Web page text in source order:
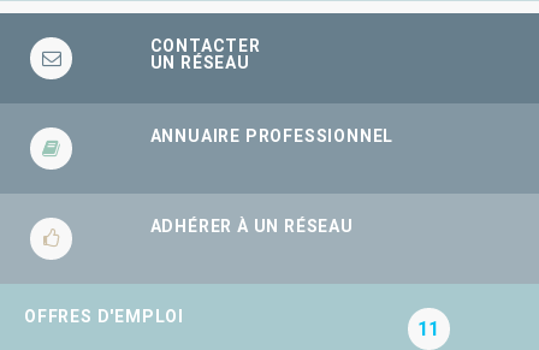
CONTACTER
UN RÉSEAU
ANNUAIRE PROFESSIONNEL
ADHÉRER À UN RÉSEAU
OFFRES D'EMPLOI
11